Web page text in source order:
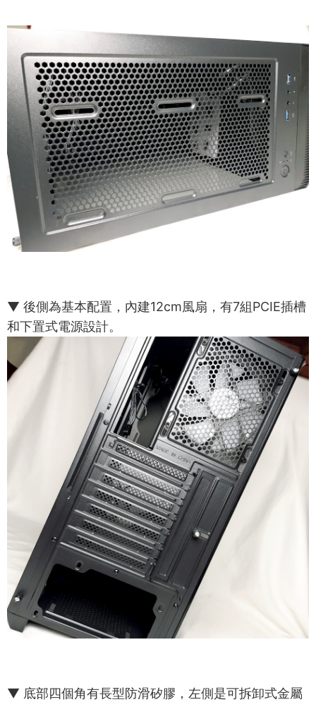
▼ 後側為基本配置，內建12cm風扇，有7組PCIE插槽
和下置式電源設計。
▼ 底部四個角有長型防滑矽膠，左側是可拆卸式金屬